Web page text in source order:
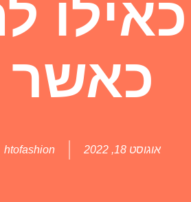
כאשר
אוגוסט 18, 2022 htofashion